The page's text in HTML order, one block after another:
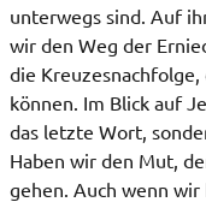
unterwegs sind. Auf
wir den Weg der
die
können. Im Blick auf
das letzte Wort,
Haben wir den Mut,
gehen. Auch wenn